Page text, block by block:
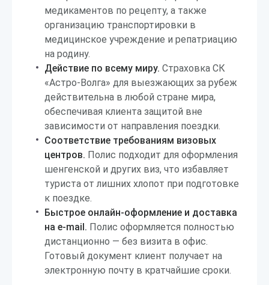
медикаментов по рецепту, а также
организацию транспортировки в
медицинское учреждение и репатриацию
на родину.
Действие по всему миру. Страховка СК
«Астро-Волга» для выезжающих за рубеж
действительна в любой стране мира,
обеспечивая клиента защитой вне
зависимости от направления поездки.
Соответствие требованиям визовых
центров. Полис подходит для оформления
шенгенской и других виз, что избавляет
туриста от лишних хлопот при подготовке
к поездке.
Быстрое онлайн-оформление и доставка
на e-mail. Полис оформляется полностью
дистанционно — без визита в офис.
Готовый документ клиент получает на
электронную почту в кратчайшие сроки.